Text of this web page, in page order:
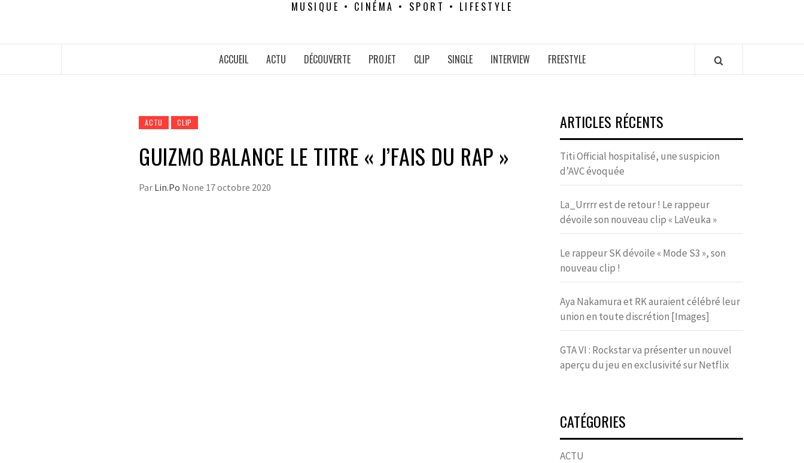
MUSIQUE • CINÉMA • SPORT • LIFESTYLE
ACCUEIL ACTU DÉCOUVERTE PROJET CLIP SINGLE INTERVIEW FREESTYLE
ACTU CLIP
GUIZMO BALANCE LE TITRE « J’FAIS DU RAP »
Par Lin.Po None 17 octobre 2020
ARTICLES RÉCENTS
Titi Official hospitalisé, une suspicion
d’AVC évoquée
La_Urrrr est de retour ! Le rappeur
dévoile son nouveau clip « LaVeuka »
Le rappeur SK dévoile « Mode S3 », son
nouveau clip !
Aya Nakamura et RK auraient célébré leur
union en toute discrétion [Images]
GTA VI : Rockstar va présenter un nouvel
aperçu du jeu en exclusivité sur Netflix
CATÉGORIES
ACTU